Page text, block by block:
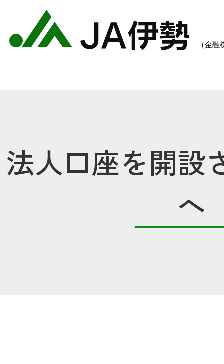
農業のご案内 各種手数料一覧 各種
法人口座を開設
へ